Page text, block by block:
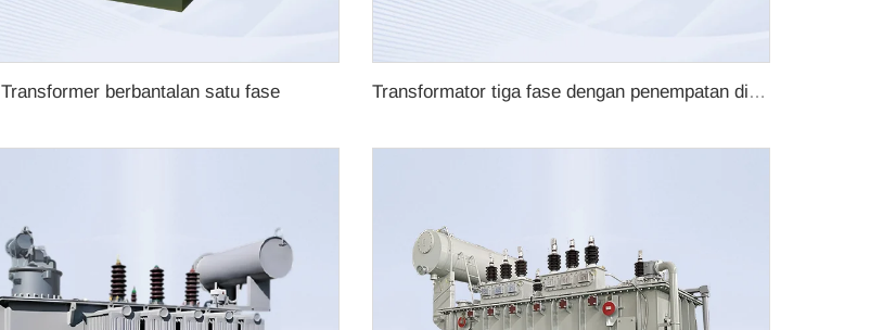
Transformer berbantalan satu fase Transformator tiga fase dengan penempatan di pad